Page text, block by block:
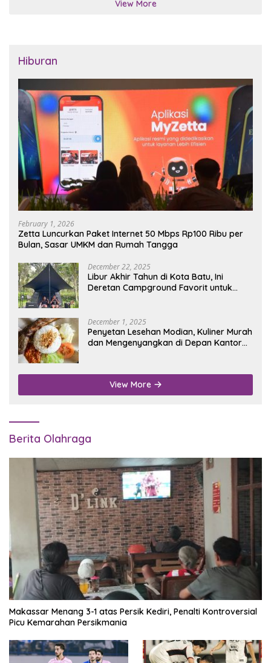
View More
Hiburan
February 1, 2026
Zetta Luncurkan Paket Internet 50 Mbps Rp100 Ribu per
Bulan, Sasar UMKM dan Rumah Tangga
December 22, 2025
Libur Akhir Tahun di Kota Batu, Ini
Deretan Campground Favorit untuk
December 1, 2025
Penyetan Lesehan Modian, Kuliner Murah
dan Mengenyangkan di Depan Kantor
View More
Berita Olahraga
Makassar Menang 3-1 atas Persik Kediri, Penalti Kontroversial
Picu Kemarahan Persikmania